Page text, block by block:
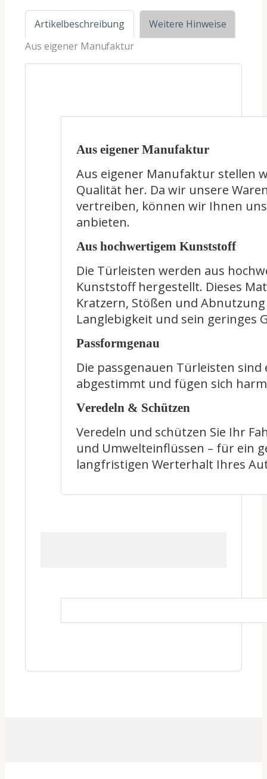
Artikelbeschreibung
Weitere Hinweise
Aus eigener Manufaktur
Aus eigener Manufaktur
Aus eigener Manufaktur stellen
Qualität her. Da wir unsere
vertreiben, können wir Ihnen
anbieten.
Aus hochwertigem Kunststoff
Die Türleisten werden aus
Kunststoff hergestellt. Dieses
Kratzern, Stößen und
Langlebigkeit und sein geringes
Passformgenau
Die passgenauen Türleisten
abgestimmt und fügen sich
Veredeln & Schützen
Veredeln und schützen Sie Ihr
und Umwelteinflüssen – für ein
langfristigen Werterhalt Ihres